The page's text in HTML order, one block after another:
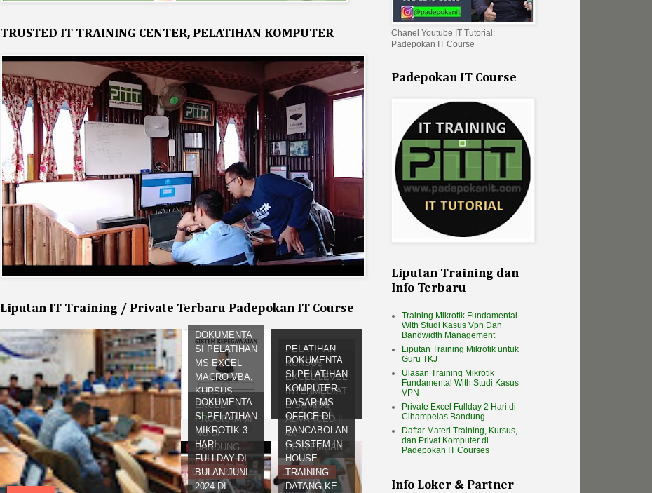
TRUSTED IT TRAINING CENTER, PELATIHAN KOMPUTER
Liputan IT Training / Private Terbaru Padepokan IT Course
DOKUMENTA
SI PELATIHAN
MS EXCEL
MACRO VBA,
KURSUS
EXCEL
PROGRAMMI
NG DI
BANDUNG
01 AUG 2024
PELATIHAN
KURSUS
EXCEL LEVEL
INTERMEDIAT
E SAMPAI
ADVANCED ||
4X
PERTEMUAN
18 JUL 2024
DOKUMENTA
SI PELATIHAN
MIKROTIK 3
HARI
FULLDAY DI
BULAN JUNI
2024 DI
DOKUMENTA
SI PELATIHAN
KOMPUTER
DASAR MS
OFFICE DI
RANCABOLAN
G SISTEM IN
HOUSE
TRAINING
DATANG KE
Chanel Youtube IT Tutorial:
Padepokan IT Course
Padepokan IT Course
Liputan Training dan
Info Terbaru
Training Mikrotik Fundamental
With Studi Kasus Vpn Dan
Bandwidth Management
Liputan Training Mikrotik untuk
Guru TKJ
Ulasan Training Mikrotik
Fundamental With Studi Kasus
VPN
Private Excel Fullday 2 Hari di
Cihampelas Bandung
Daftar Materi Training, Kursus,
dan Privat Komputer di
Padepokan IT Courses
Info Loker & Partner